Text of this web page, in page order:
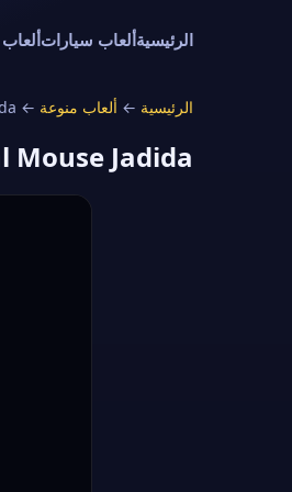
الرئيسيةألعاب سيارات
الرئيسية ← ألعاب منوعة ←
Mouse Jadida